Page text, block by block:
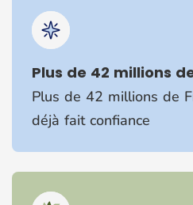
Plus de 42 millions
Plus de 42 millions de
déjà fait confiance